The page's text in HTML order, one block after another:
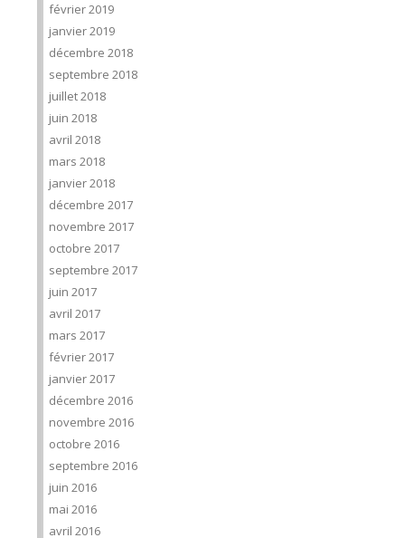
février 2019
janvier 2019
décembre 2018
septembre 2018
juillet 2018
juin 2018
avril 2018
mars 2018
janvier 2018
décembre 2017
novembre 2017
octobre 2017
septembre 2017
juin 2017
avril 2017
mars 2017
février 2017
janvier 2017
décembre 2016
novembre 2016
octobre 2016
septembre 2016
juin 2016
mai 2016
avril 2016